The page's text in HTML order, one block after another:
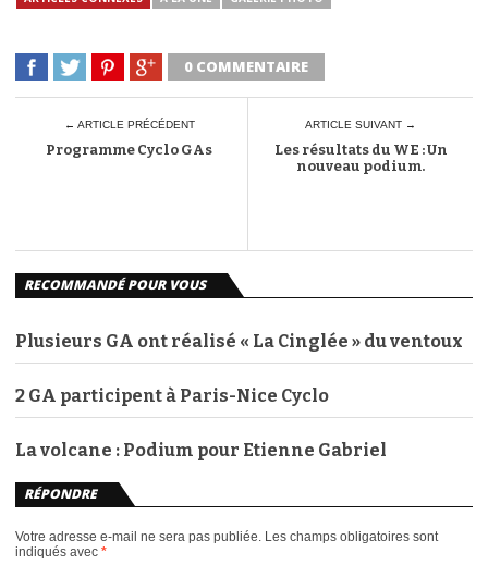
0 COMMENTAIRE
← ARTICLE PRÉCÉDENT
Programme Cyclo GAs
ARTICLE SUIVANT →
Les résultats du WE : Un
nouveau podium.
RECOMMANDÉ POUR VOUS
Plusieurs GA ont réalisé « La Cinglée » du ventoux
2 GA participent à Paris-Nice Cyclo
La volcane : Podium pour Etienne Gabriel
RÉPONDRE
Votre adresse e-mail ne sera pas publiée. Les champs obligatoires sont
indiqués avec *